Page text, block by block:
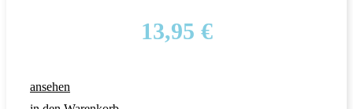
13,95 €
ansehen